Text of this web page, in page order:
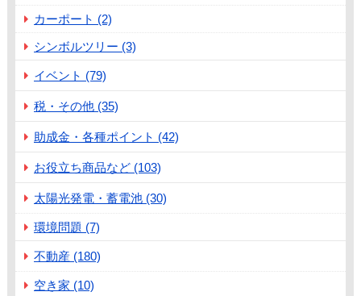
カーポート (2)
シンボルツリー (3)
イベント (79)
税・その他 (35)
助成金・各種ポイント (42)
お役立ち商品など (103)
太陽光発電・蓄電池 (30)
環境問題 (7)
不動産 (180)
空き家 (10)